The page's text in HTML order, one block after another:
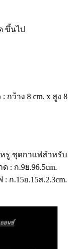
ขึ้นไป
ว้าง 8 cm. x สูง 8
รู ชุดกาแฟสำหรับ
: ก.9ย.96.5cm.
ก.15ย.15ส.2.3cm.